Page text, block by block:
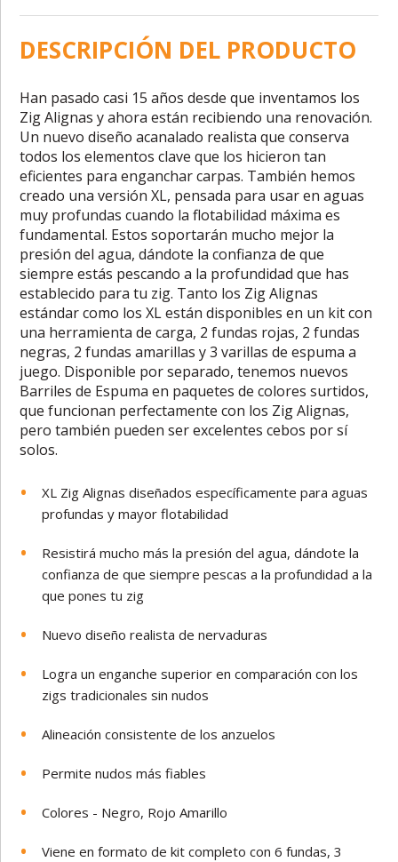
DESCRIPCIÓN DEL PRODUCTO
Han pasado casi 15 años desde que inventamos los
Zig Alignas y ahora están recibiendo una renovación.
Un nuevo diseño acanalado realista que conserva
todos los elementos clave que los hicieron tan
eficientes para enganchar carpas. También hemos
creado una versión XL, pensada para usar en aguas
muy profundas cuando la flotabilidad máxima es
fundamental. Estos soportarán mucho mejor la
presión del agua, dándote la confianza de que
siempre estás pescando a la profundidad que has
establecido para tu zig. Tanto los Zig Alignas
estándar como los XL están disponibles en un kit con
una herramienta de carga, 2 fundas rojas, 2 fundas
negras, 2 fundas amarillas y 3 varillas de espuma a
juego. Disponible por separado, tenemos nuevos
Barriles de Espuma en paquetes de colores surtidos,
que funcionan perfectamente con los Zig Alignas,
pero también pueden ser excelentes cebos por sí
solos.
XL Zig Alignas diseñados específicamente para aguas
profundas y mayor flotabilidad
Resistirá mucho más la presión del agua, dándote la
confianza de que siempre pescas a la profundidad a la
que pones tu zig
Nuevo diseño realista de nervaduras
Logra un enganche superior en comparación con los
zigs tradicionales sin nudos
Alineación consistente de los anzuelos
Permite nudos más fiables
Colores - Negro, Rojo Amarillo
Viene en formato de kit completo con 6 fundas, 3